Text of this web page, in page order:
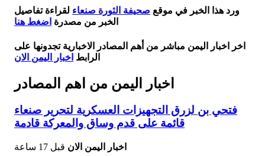
ورد هذا الخبر في موقع صحيفة الثورة صنعاء لقراءة تفاصيل
الخبر من مصدرة اضغط هنا
اخر اخبار اليمن مباشر من أهم المصادر الاخبارية تجدونها على
الرابط اخبار اليمن الان
اخبار اليمن من اهم المصادر
فتحي بن لزرق التجهيزات العسكرية لتحرير صنعاء
قائمة على قدم وساق والمعركة قادمة
اخبار اليمن الان قبل 17 ساعة